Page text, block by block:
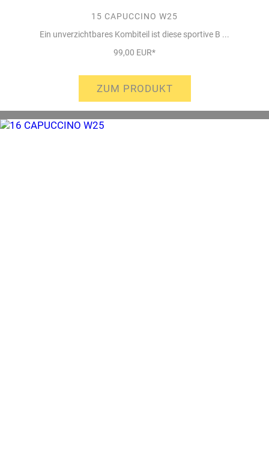
15 CAPUCCINO W25
Ein unverzichtbares Kombiteil ist diese sportive B ...
99,00 EUR*
ZUM PRODUKT